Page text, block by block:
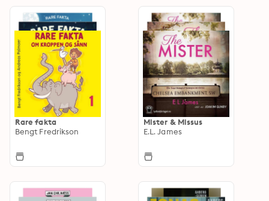
Rare fakta
Bengt Fredrikson
Mister & Missus
E.L. James